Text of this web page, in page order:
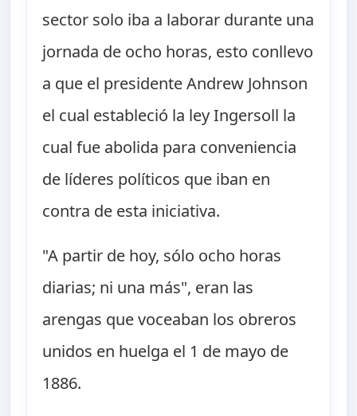
sector solo iba a laborar durante una
jornada de ocho horas, esto conllevo
a que el presidente Andrew Johnson
el cual estableció la ley Ingersoll la
cual fue abolida para conveniencia
de líderes políticos que iban en
contra de esta iniciativa.
"A partir de hoy, sólo ocho horas
diarias; ni una más", eran las
arengas que voceaban los obreros
unidos en huelga el 1 de mayo de
1886.